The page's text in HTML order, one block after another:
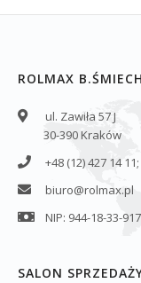
ROLMAX
ul. Zawiła 57 J
30-390 Kraków
+48 (12) 427 14
biuro@rolmax.pl
NIP: 944-18-33-917
SALON